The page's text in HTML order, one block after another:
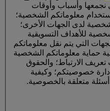
نجمعها وأسباب وأوقات
معلوماتكم الشخصية؛
لدى الجهات الأخرى؛
للأهداف التسويقية
التي يتم نقل معلوماتكم
حماية معلوماتكم الشخصية
تعريف الارتباط؛ والحقوق
خصوصيتكم؛ وكيفية
أسئلة متعلقة بالخصوصية.